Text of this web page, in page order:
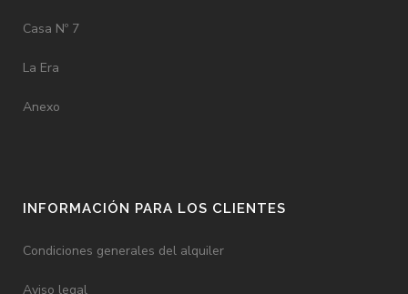
Casa Nº 7
La Era
Anexo
INFORMACIÓN PARA LOS CLIENTES
Condiciones generales del alquiler
Aviso legal